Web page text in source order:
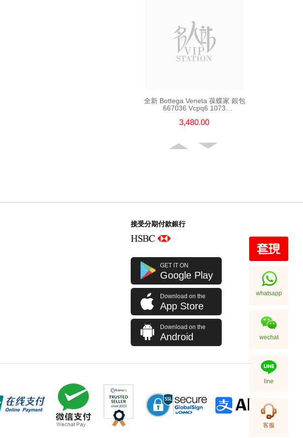
全新 Bottega Veneta 葆蝶家 銀包
667036 Vcpq6 1073
3,480.00
全新 Bottega Veneta 葆蝶家 銀包
608563 Vcpq3 4202
短身折疊款銀包
2,380.00
接受分期付款銀行
GET IT ON
Google Play
Download on the
App Store
Download on the
Android
whatsapp
wechat
line
客服